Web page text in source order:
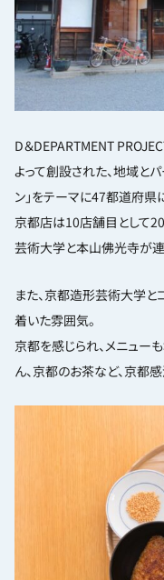
D＆DEPARTMENT
よって創設された、地域と
ン」をテーマに47都道府県
京都店は10店舗目として
芸術大学と本山佛光寺が連
また、京都造形芸術大学と
着いた雰囲気。
京都を感じられ、メニュー
ん、京都のお茶など、京都感